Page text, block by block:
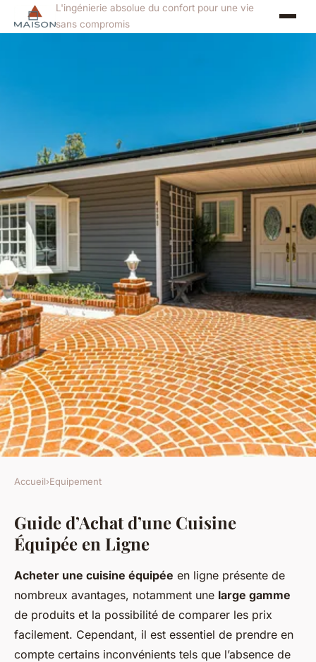
L'ingénierie absolue du confort pour une vie
sans compromis
EQUIPEMENT
Le Manuel Ultime pour
Acheter une Cuisine Équipée
en Ligne
Lina 25 avril 2025 •8 min de lecture
Accueil›Equipement
Guide d’Achat d’une Cuisine
Équipée en Ligne
Acheter une cuisine équipée en ligne présente de
nombreux avantages, notamment une large gamme
de produits et la possibilité de comparer les prix
facilement. Cependant, il est essentiel de prendre en
compte certains inconvénients tels que l’absence de